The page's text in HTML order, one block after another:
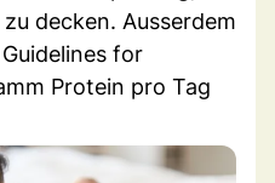
decken. Ausserdem
for
Protein pro Tag